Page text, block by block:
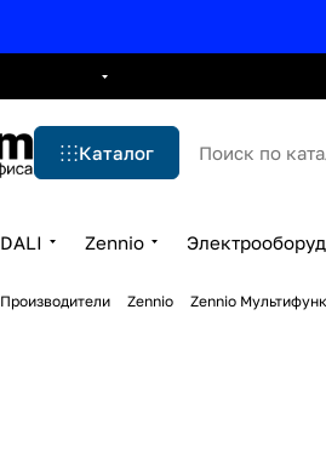
Каталог
DALI Zennio
Производители Zennio Zennio